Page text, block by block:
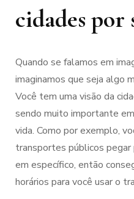
cidades por
Quando se falamos em
imaginamos que seja algo
Você tem uma visão da
sendo muito importante
vida. Como por exemplo,
transportes públicos pegar
em específico, então
horários para você usar o